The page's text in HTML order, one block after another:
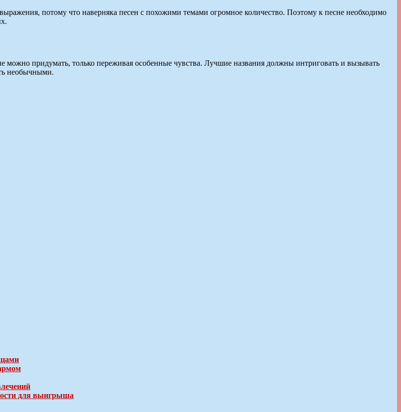
потому что наверняка песен с похожими темами огромное количество. Поэтому к песне необходимо
можно придумать, только переживая особенные чувства. Лучшие названия должны интриговать и вызывать
необычными.
для выигрыша